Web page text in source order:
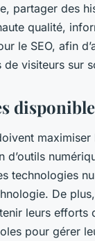
partager des
qualité,
le SEO, afin
de visiteurs sur
maximiser
d’outils
technologies
De
leurs efforts
pour gérer